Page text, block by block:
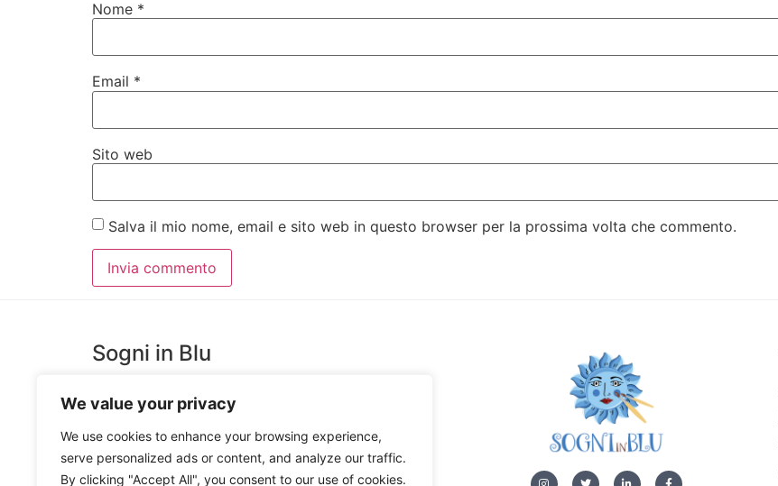
We value your privacy
We use cookies to enhance your browsing experience,
serve personalized ads or content, and analyze our traffic.
By clicking "Accept All", you consent to our use of cookies.
Nome *
Email *
Sito web
Salva il mio nome, email e sito web in questo browser per la prossima volta che commento.
Sogni in Blu
SognInblu è un Laboratorio Creativo, costruito per
favorire l’estro e la creatività di giovani artisti messinesi,
che trova espressione nella Produzione e Decorazione di
Ceramiche Artigianali e nella realizzazione di Oggetti unici